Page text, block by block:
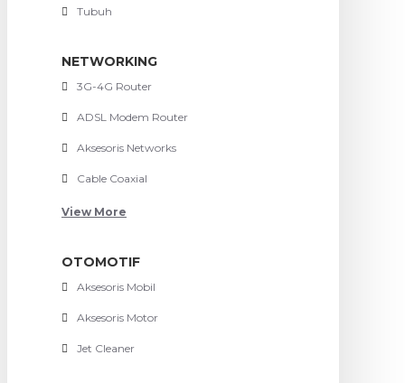
Tubuh
NETWORKING
3G-4G Router
ADSL Modem Router
Aksesoris Networks
Cable Coaxial
View More
OTOMOTIF
Aksesoris Mobil
Aksesoris Motor
Jet Cleaner